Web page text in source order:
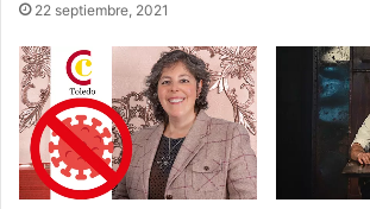
22 septiembre, 2021